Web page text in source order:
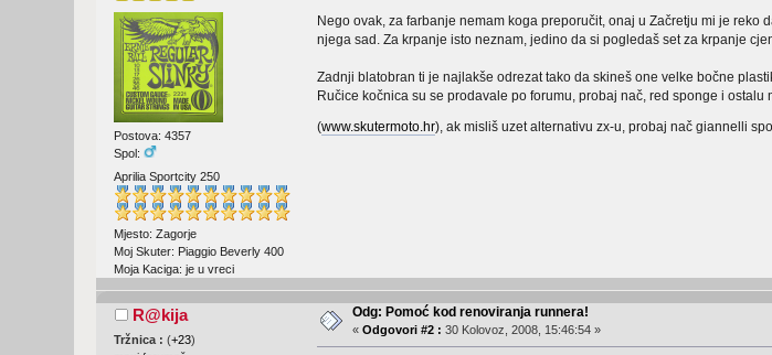
Postova: 4357
Spol:
Aprilia Sportcity 250
Mjesto: Zagorje
Moj Skuter: Piaggio Beverly 400
Moja Kaciga: je u vreci
Nego ovak, za farbanje nemam koga preporučit, onaj u Začretju mi je
njega sad. Za krpanje isto neznam, jedino da si pogledaš set za krpanje
Zadnji blatobran ti je najlakše odrezat tako da skineš one velke bočne
Ručice kočnica su se prodavale po forumu, probaj nač, red sponge i
(www.skutermoto.hr), ak misliš uzet alternativu zx-u, probaj nač giannelli
R@kija
Tržnica :(+23)
Odg: Pomoć kod renoviranja runnera!
«Odgovori #2 : 30 Kolovoz, 2008, 15:46:54 »